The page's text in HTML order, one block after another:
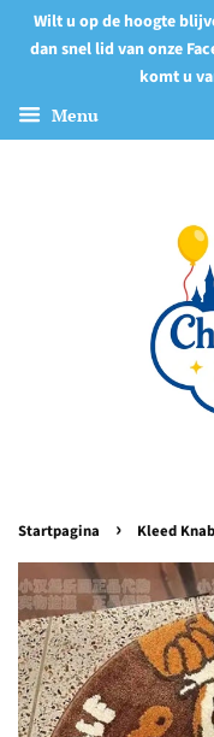
Wilt u op de hoogte
dan snel lid van onze
komt u
Menu
Startpagina › Kleed